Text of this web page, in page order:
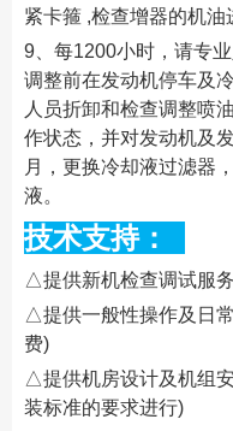
紧卡箍 ,检查增器的机油
9、每1200小时，请专
调整前在发动机停车及
人员折卸和检查调整喷
作状态，并对发动机及
月，更换冷却液过滤器
液。
技术支持：
△提供新机检查调试服
△提供一般性操作及日
费)
△提供机房设计及机组
装标准的要求进行)